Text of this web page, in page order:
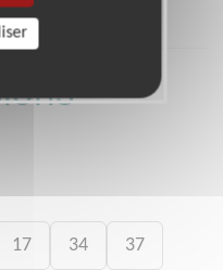
17 34 37